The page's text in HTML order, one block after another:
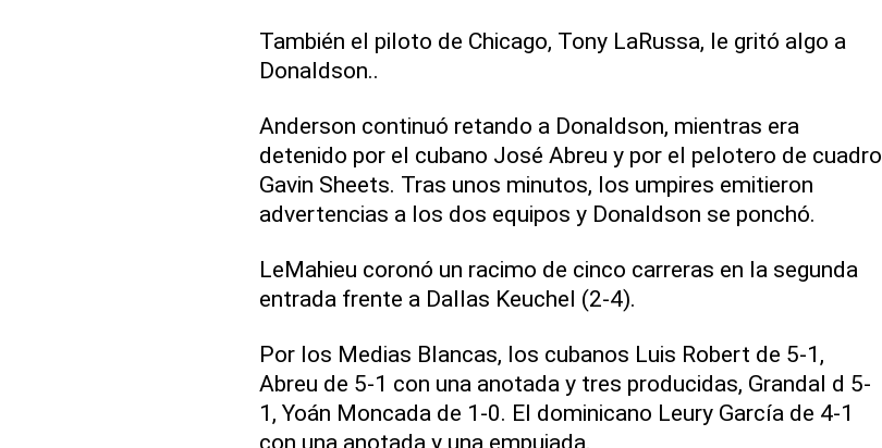
También el piloto de Chicago, Tony LaRussa, le gritó algo a
Donaldson..
Anderson continuó retando a Donaldson, mientras era
detenido por el cubano José Abreu y por el pelotero de cuadro
Gavin Sheets. Tras unos minutos, los umpires emitieron
advertencias a los dos equipos y Donaldson se ponchó.
LeMahieu coronó un racimo de cinco carreras en la segunda
entrada frente a Dallas Keuchel (2-4).
Por los Medias Blancas, los cubanos Luis Robert de 5-1,
Abreu de 5-1 con una anotada y tres producidas, Grandal d 5-
1, Yoán Moncada de 1-0. El dominicano Leury García de 4-1
con una anotada y una empujada.